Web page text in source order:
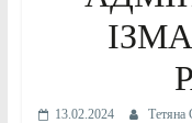
13.02.2024 Тетяна